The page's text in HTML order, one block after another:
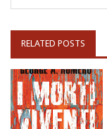
RELATED POSTS